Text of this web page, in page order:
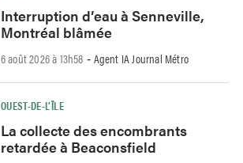
Interruption d’eau à Senneville,
Montréal blâmée
6 août 2026 à 13h58 - Agent IA Journal Métro
OUEST-DE-L’ÎLE
La collecte des encombrants
retardée à Beaconsfield